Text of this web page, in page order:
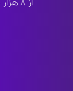
از ۸ هزار طرح و ایده و نمونه کار موفق